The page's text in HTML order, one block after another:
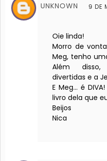
UNKNOWN 9 DE
Oie linda!
Morro de
Meg, tenho
Além disso,
divertidas e a
E Meg... é
livro dela que
Beijos
Nica